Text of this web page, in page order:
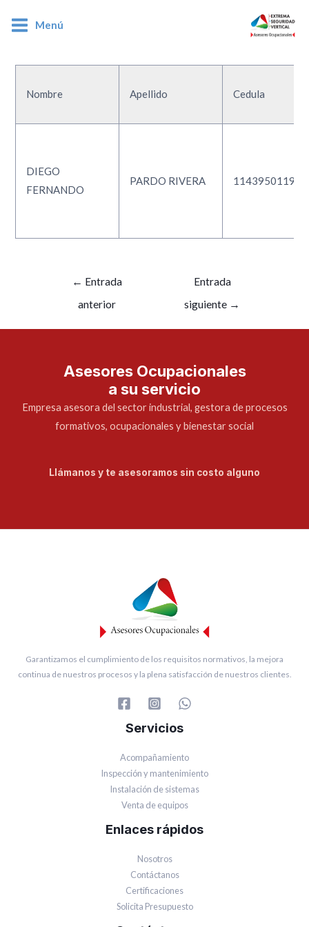
Menú
Nombre Apellido Cedula
DIEGO
FERNANDO
PARDO RIVERA 1143950119
← Entrada
anterior
Entrada
siguiente →
Asesores Ocupacionales
a su servicio
Empresa asesora del sector industrial, gestora de procesos
formativos, ocupacionales y bienestar social
Llámanos y te asesoramos sin costo alguno
Garantizamos el cumplimiento de los requisitos normativos, la mejora
continua de nuestros procesos y la plena satisfacción de nuestros clientes.
Servicios
Acompañamiento
Inspección y mantenimiento
Instalación de sistemas
Venta de equipos
Enlaces rápidos
Nosotros
Contáctanos
Certificaciones
Solicita Presupuesto